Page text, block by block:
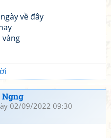
về đây
vàng
02/09/2022 09:30